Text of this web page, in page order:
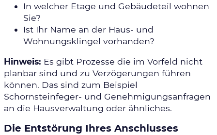
In welcher Etage und Gebäudeteil wohnen
Sie?
Ist Ihr Name an der Haus- und
Wohnungsklingel vorhanden?
Hinweis: Es gibt Prozesse die im Vorfeld nicht
planbar sind und zu Verzögerungen führen
können. Das sind zum Beispiel
Schornsteinfeger- und Genehmigungsanfragen
an die Hausverwaltung oder ähnliches.
Die Entstörung Ihres Anschlusses